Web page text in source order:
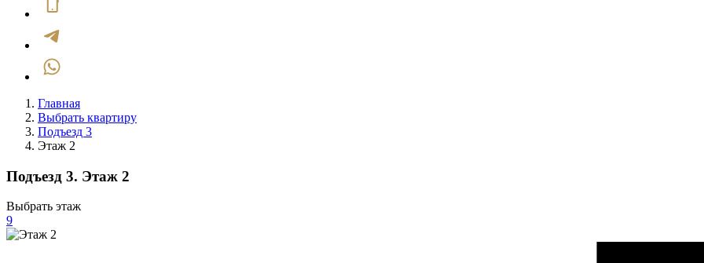
Главная
Выбрать квартиру
Подъезд 3
Этаж 2
Подъезд 3. Этаж 2
Выбрать этаж
9